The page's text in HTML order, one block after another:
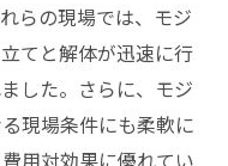
らの現場では、モジ
てと解体が迅速に行
した。さらに、モジ
現場条件にも柔軟に
用対効果に優れてい